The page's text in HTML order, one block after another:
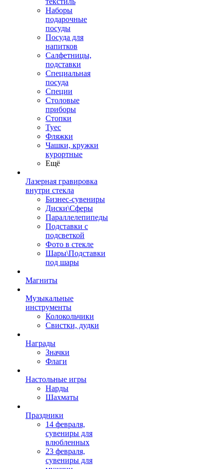
Наборы
подарочные
посуды
Посуда для
напитков
Салфетницы,
подставки
Специальная
посуда
Специи
Столовые
приборы
Стопки
Туес
Фляжки
Чашки, кружки
курортные
Ещё
Лазерная гравировка
внутри стекла
Бизнес-сувениры
Диски\Сферы
Параллелепипеды
Подставки с
подсветкой
Фото в стекле
Шары\Подставки
под шары
Магниты
Музыкальные
инструменты
Колокольчики
Свистки, дудки
Награды
Значки
Флаги
Настольные игры
Нарды
Шахматы
Праздники
14 февраля,
сувениры для
влюбленных
23 февраля,
сувениры для